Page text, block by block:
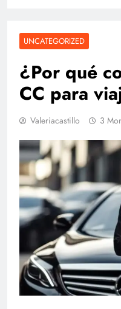
UNCATEGORIZED
¿Por qué
CC para
Valeriacastillo 3